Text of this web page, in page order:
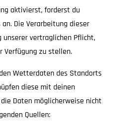
aktivierst, forderst du
Die Verarbeitung dieser
vertraglichen Pflicht,
zu stellen.
Wetterdaten des Standorts
diese mit deinen
Daten möglicherweise nicht
Quellen: